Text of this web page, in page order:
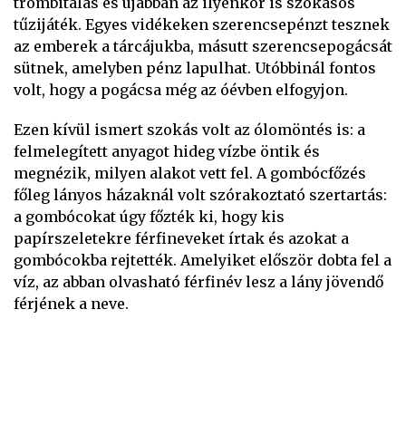
tűzijáték. Egyes vidékeken szerencsepénzt tesznek
az emberek a tárcájukba, másutt szerencsepogácsát
sütnek, amelyben pénz lapulhat. Utóbbinál fontos
volt, hogy a pogácsa még az óévben elfogyjon.
Ezen kívül ismert szokás volt az ólomöntés is: a
felmelegített anyagot hideg vízbe öntik és
megnézik, milyen alakot vett fel. A gombócfőzés
főleg lányos házaknál volt szórakoztató szertartás:
a gombócokat úgy főzték ki, hogy kis
papírszeletekre férfineveket írtak és azokat a
gombócokba rejtették. Amelyiket először dobta fel a
víz, az abban olvasható férfinév lesz a lány jövendő
férjének a neve.